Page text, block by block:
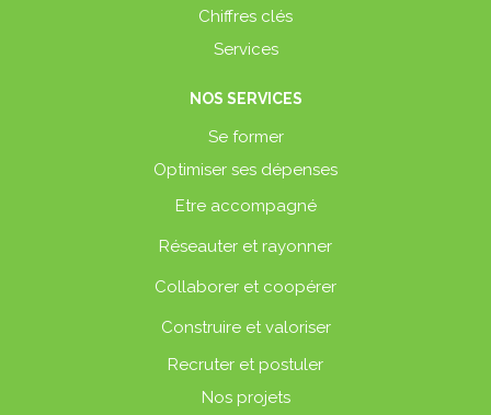
Chiffres clés
Services
NOS SERVICES
Se former
Optimiser ses dépenses
Etre accompagné
Réseauter et rayonner
Collaborer et coopérer
Construire et valoriser
Recruter et postuler
Nos projets